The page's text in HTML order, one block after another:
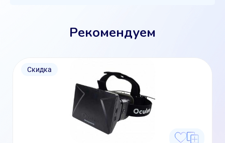
Рекомендуем
Скидка